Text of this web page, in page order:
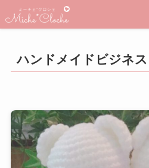
ハンドメイドビジネス